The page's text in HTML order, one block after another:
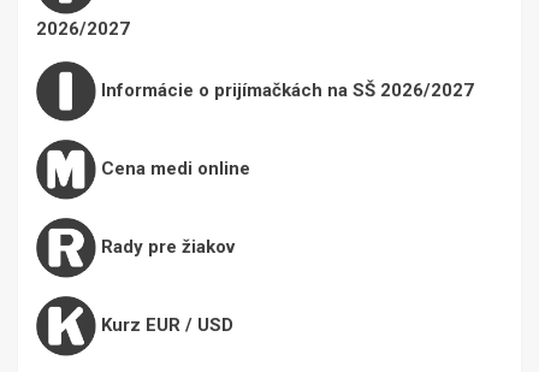
2026/2027
Informácie o prijímačkách na SŠ 2026/2027
Cena medi online
Rady pre žiakov
Kurz EUR / USD